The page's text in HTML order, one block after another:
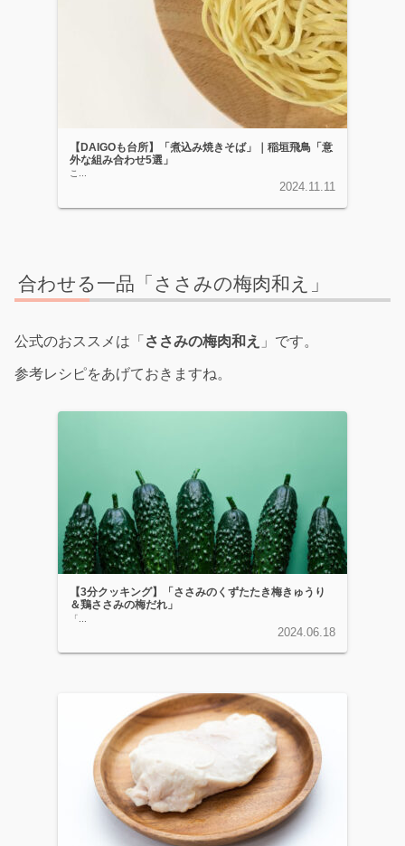
【DAIGOも台所】「煮込み焼きそば」｜稲垣飛鳥「意
外な組み合わせ5選」
こ...
2024.11.11
合わせる一品「ささみの梅肉和え」
公式のおススメは「 ささみの梅肉和え 」です。
参考レシピをあげておきますね。
【3分クッキング】「ささみのくずたたき梅きゅうり
＆鶏ささみの梅だれ」
「...
2024.06.18